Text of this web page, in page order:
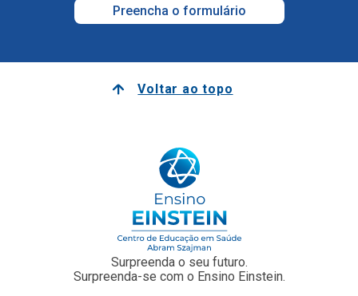
Preencha o formulário
Voltar ao topo
Surpreenda o seu futuro.
Surpreenda-se com o Ensino Einstein.